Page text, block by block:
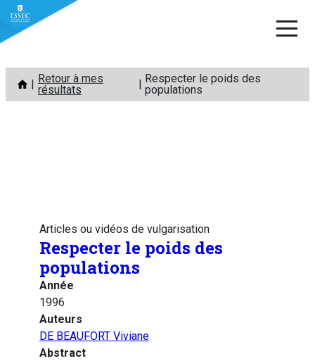
Aller
contenu
Retour à mes
résultats
Respecter le poids des
populations
Articles ou vidéos de vulgarisation
Respecter le poids des
populations
Année
1996
Auteurs
DE BEAUFORT Viviane
Abstract